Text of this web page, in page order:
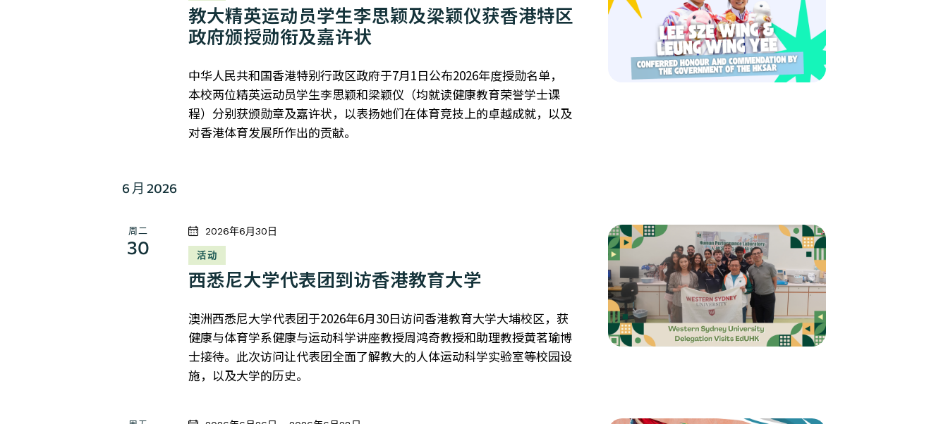
教大精英运动员学生李思颖及梁颖仪获香港特区
政府颁授勋衔及嘉许状
中华人民共和国香港特别行政区政府于7月1日公布2026年度授勋名单，
本校两位精英运动员学生李思颖和梁颖仪（均就读健康教育荣誉学士课
程）分别获颁勋章及嘉许状，以表扬她们在体育竞技上的卓越成就，以及
对香港体育发展所作出的贡献。
6 月 2026
周二
30
西悉尼大学代表团到访香港教育大学
2026年6月30日
活动
澳洲西悉尼大学代表团于2026年6月30日访问香港教育大学大埔校区，获
健康与体育学系健康与运动科学讲座教授周鸿奇教授和助理教授黄茗瑜博
士接待。此次访问让代表团全面了解教大的人体运动科学实验室等校园设
施，以及大学的历史。